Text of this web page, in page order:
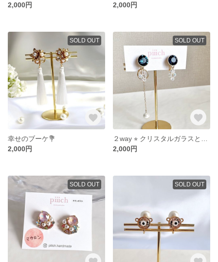
2,000円 2,000円
SOLD OUT
幸せのブーケ💐
2,000円
SOLD OUT
2,000円
SOLD OUT SOLD OUT